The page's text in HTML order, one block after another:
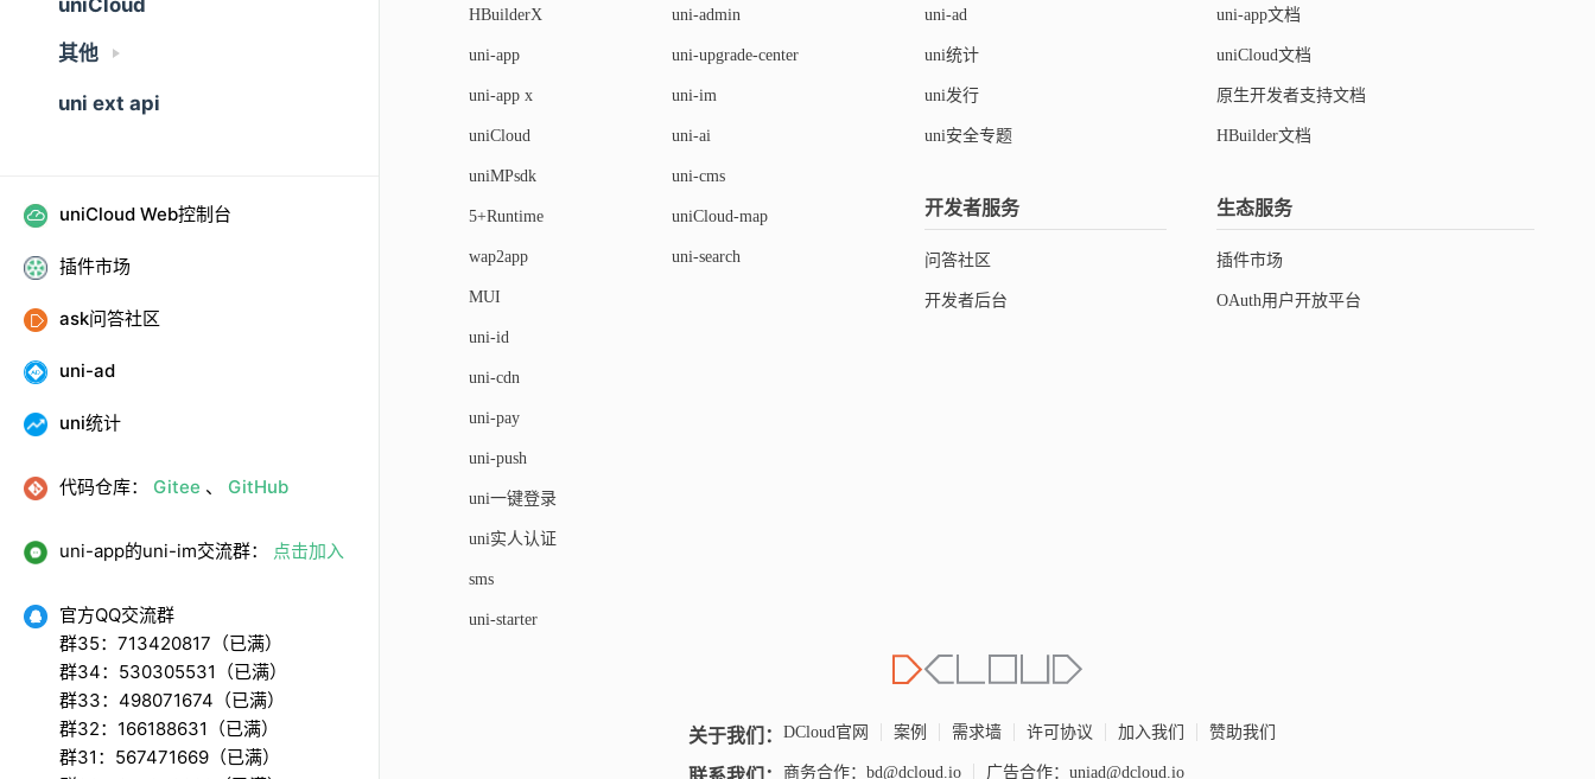
uniCloud
其他
uni ext api
uniCloud Web控制台
插件市场
ask问答社区
uni-ad
uni统计
代码仓库： Gitee 、 GitHub
uni-app的uni-im交流群： 点击加入
官方QQ交流群
群35：713420817（已满）
群34：530305531（已满）
群33：498071674（已满）
群32：166188631（已满）
群31：567471669（已满）
HBuilderX
uni-app
uni-app x
uniCloud
uniMPsdk
5+Runtime
wap2app
MUI
uni-id
uni-cdn
uni-pay
uni-push
uni一键登录
uni实人认证
sms
uni-starter
uni-admin
uni-upgrade-center
uni-im
uni-ai
uni-cms
uniCloud-map
uni-search
uni-ad
uni统计
uni发行
uni安全专题
开发者服务
问答社区
开发者后台
uni-app文档
uniCloud文档
原生开发者支持文档
HBuilder文档
生态服务
插件市场
OAuth用户开放平台
关于我们： DCloud官网 案例 需求墙 许可协议 加入我们 赞助我们
商务合作：bd@dcloud.io 广告合作：uniad@dcloud.io